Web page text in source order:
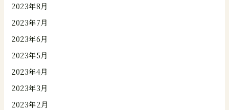
2023年8月
2023年7月
2023年6月
2023年5月
2023年4月
2023年3月
2023年2月